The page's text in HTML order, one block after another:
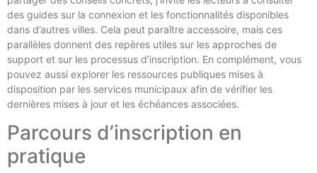
des guides sur la connexion et les fonctionnalités disponibles
dans d’autres villes. Cela peut paraître accessoire, mais ces
parallèles donnent des repères utiles sur les approches de
support et sur les processus d’inscription. En complément, vous
pouvez aussi explorer les ressources publiques mises à
disposition par les services municipaux afin de vérifier les
dernières mises à jour et les échéances associées.
Parcours d’inscription en
pratique